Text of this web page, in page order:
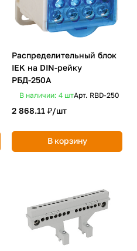
Распределительный блок
IEK на DIN-рейку
РБД-250А
В наличии: 4 штАрт. RBD-250
2 868.11 ₽/шт
В корзину